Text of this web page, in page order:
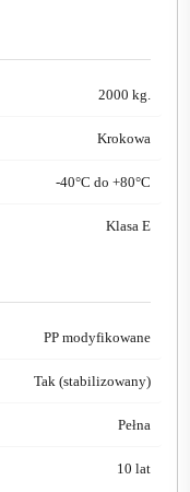
2000 kg.
Krokowa
-40°C do +80°C
Klasa E
PP modyfikowane
Tak (stabilizowany)
Pełna
10 lat